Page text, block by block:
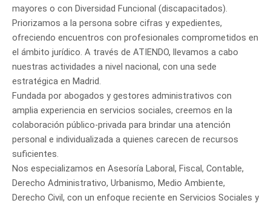
mayores o con Diversidad Funcional (discapacitados).
Priorizamos a la persona sobre cifras y expedientes,
ofreciendo encuentros con profesionales comprometidos en
el ámbito jurídico. A través de ATIENDO, llevamos a cabo
nuestras actividades a nivel nacional, con una sede
estratégica en Madrid.
Fundada por abogados y gestores administrativos con
amplia experiencia en servicios sociales, creemos en la
colaboración público-privada para brindar una atención
personal e individualizada a quienes carecen de recursos
suficientes.
Nos especializamos en Asesoría Laboral, Fiscal, Contable,
Derecho Administrativo, Urbanismo, Medio Ambiente,
Derecho Civil, con un enfoque reciente en Servicios Sociales y